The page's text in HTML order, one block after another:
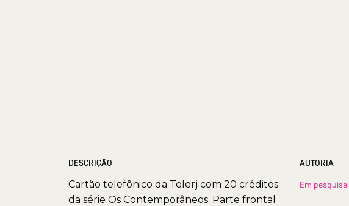
DESCRIÇÃO
Cartão telefônico da Telerj com 20 créditos
da série Os Contemporâneos. Parte frontal
AUTORIA
Em pesquisa